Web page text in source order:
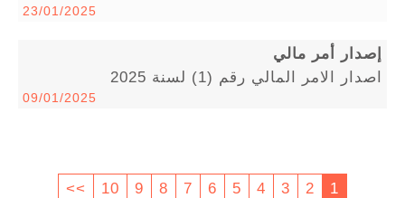
23/01/2025
إصدار أمر مالي
اصدار الامر المالي رقم (1) لسنة 2025
09/01/2025
1
2
3
4
5
6
7
8
9
10
>>